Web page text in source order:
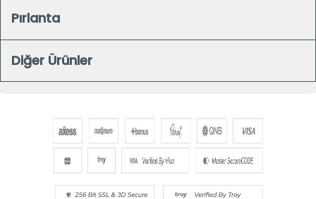
Pırlanta
Diğer Ürünler